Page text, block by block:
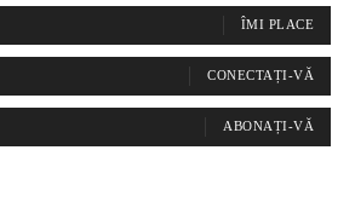
ÎMI PLACE
CONECTAȚI-VĂ
ABONAȚI-VĂ